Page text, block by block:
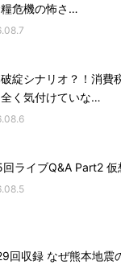
危機の怖さ…
綻シナリオ？！消費
く気付けていな…
回ライブQ&A Part2
回収録 なぜ熊本地震